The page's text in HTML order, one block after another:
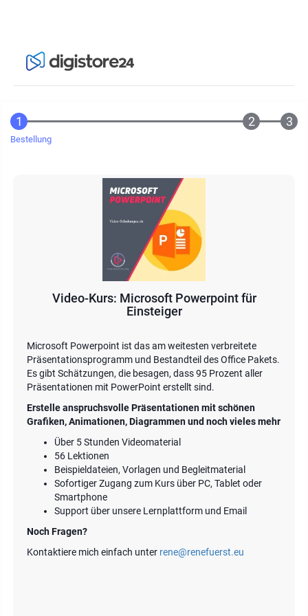
Bestellung
Video-Kurs: Microsoft Powerpoint für
Einsteiger
Microsoft Powerpoint ist das am weitesten verbreitete
Präsentationsprogramm und Bestandteil des Office Pakets.
Es gibt Schätzungen, die besagen, dass 95 Prozent aller
Präsentationen mit PowerPoint erstellt sind.
Erstelle anspruchsvolle Präsentationen mit schönen
Grafiken, Animationen, Diagrammen und noch vieles mehr
Über 5 Stunden Videomaterial
56 Lektionen
Beispieldateien, Vorlagen und Begleitmaterial
Sofortiger Zugang zum Kurs über PC, Tablet oder
Smartphone
Support über unsere Lernplattform und Email
Noch Fragen?
Kontaktiere mich einfach unter rene@renefuerst.eu